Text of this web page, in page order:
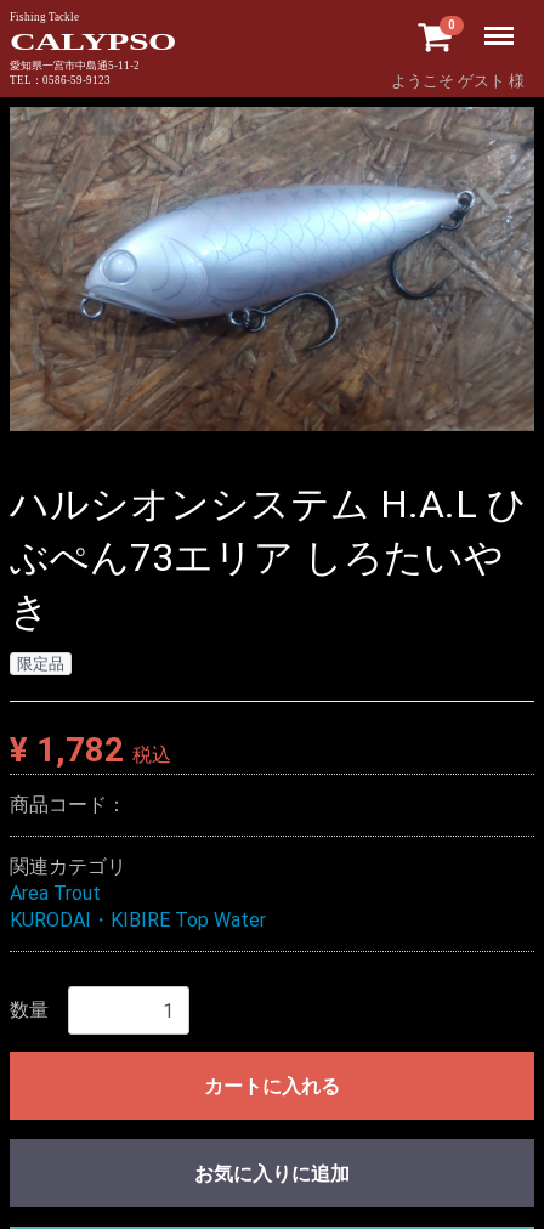
Fishing Tackle
CALYPSO
愛知県一宮市中島通5-11-2
TEL：0586-59-9123
0
ようこそ ゲスト 様
Menu
ハルシオンシステム H.A.L ひ
ぶぺん73エリア しろたいや
き
限定品
¥ 1,782 税込
商品コード：
関連カテゴリ
Area Trout
KURODAI・KIBIRE Top Water
数量
カートに入れる
お気に入りに追加